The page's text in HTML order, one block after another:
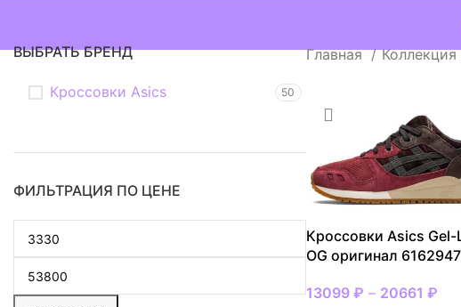
ВЫБРАТЬ БРЕНД
Кросcовки Asics 50
ФИЛЬТРАЦИЯ ПО ЦЕНЕ
Главная Коллекция
Кроссовки Asics Gel-
OG оригинал
13099 ₽ – 20661 ₽